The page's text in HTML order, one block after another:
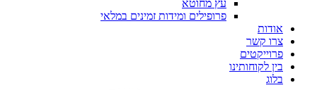
עץ מחוטא
פרופילים ומידות זמינים במלאי
אודות
צרו קשר
פרוייקטים
בין לקוחותינו
בלוג